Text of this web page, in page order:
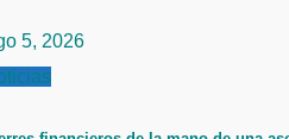
5, 2026